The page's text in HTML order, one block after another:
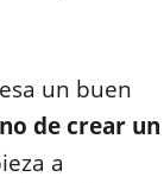
un buen
de crear un
a